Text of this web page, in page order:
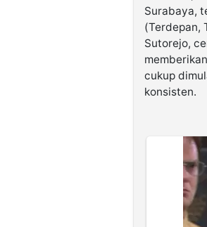
Surabaya,
(Terdepan,
Sutorejo,
cukup
konsisten.